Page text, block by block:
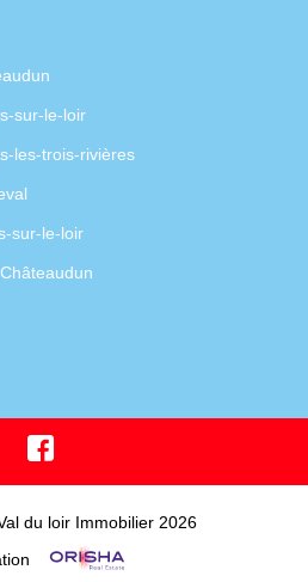
sur-le-loir
les-trois-rivières
sur-le-loir
du loir Immobilier 2026